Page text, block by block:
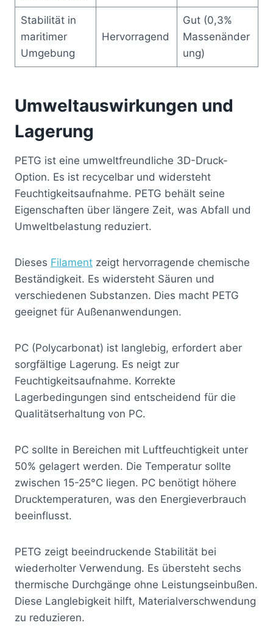
Stabilität in
maritimer
Umgebung
Hervorragend
Gut (0,3%
Massenänder
ung)
Umweltauswirkungen und
Lagerung
PETG ist eine umweltfreundliche 3D-Druck-
Option. Es ist recycelbar und widersteht
Feuchtigkeitsaufnahme. PETG behält seine
Eigenschaften über längere Zeit, was Abfall und
Umweltbelastung reduziert.
Dieses Filament zeigt hervorragende chemische
Beständigkeit. Es widersteht Säuren und
verschiedenen Substanzen. Dies macht PETG
geeignet für Außenanwendungen.
PC (Polycarbonat) ist langlebig, erfordert aber
sorgfältige Lagerung. Es neigt zur
Feuchtigkeitsaufnahme. Korrekte
Lagerbedingungen sind entscheidend für die
Qualitätserhaltung von PC.
PC sollte in Bereichen mit Luftfeuchtigkeit unter
50% gelagert werden. Die Temperatur sollte
zwischen 15-25°C liegen. PC benötigt höhere
Drucktemperaturen, was den Energieverbrauch
beeinflusst.
PETG zeigt beeindruckende Stabilität bei
wiederholter Verwendung. Es übersteht sechs
thermische Durchgänge ohne Leistungseinbußen.
Diese Langlebigkeit hilft, Materialverschwendung
zu reduzieren.